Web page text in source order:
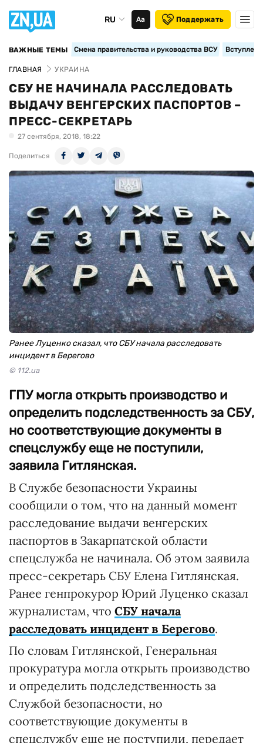
RU Аа Поддержать
ВАЖНЫЕ ТЕМЫ Смена правительства и руководства ВСУ
ГЛАВНАЯ УКРАИНА
СБУ НЕ НАЧИНАЛА РАССЛЕДОВАТЬ
ВЫДАЧУ ВЕНГЕРСКИХ ПАСПОРТОВ –
ПРЕСС-СЕКРЕТАРЬ
27 сентября, 2018, 18:22
Поделиться
Ранее Луценко сказал, что СБУ начала расследовать
инцидент в Берегово
© 112.ua
ГПУ могла открыть производство и
определить подследственность за СБУ,
но соответствующие документы в
спецслужбу еще не поступили,
заявила Гитлянская.
В Службе безопасности Украины
сообщили о том, что на данный момент
расследование выдачи венгерских
паспортов в Закарпатской области
спецслужба не начинала. Об этом заявила
пресс-секретарь СБУ Елена Гитлянская.
Ранее генпрокурор Юрий Луценко сказал
журналистам, что СБУ начала
расследовать инцидент в Берегово.
По словам Гитлянской, Генеральная
прокуратура могла открыть производство
и определить подследственность за
Службой безопасности, но
соответствующие документы в
спецслужбу еще не поступили, передает